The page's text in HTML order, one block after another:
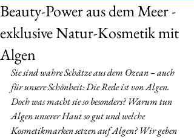
Beauty-Power aus dem Meer -
exklusive Natur-Kosmetik mit
Algen
Sie sind wahre Schätze aus dem Ozean – auch
für unsere Schönheit: Die Rede ist von Algen.
Doch was macht sie so besonders? Warum tun
Algen unserer Haut so gut und welche
Kosmetikmarken setzen auf Algen? Wir geben